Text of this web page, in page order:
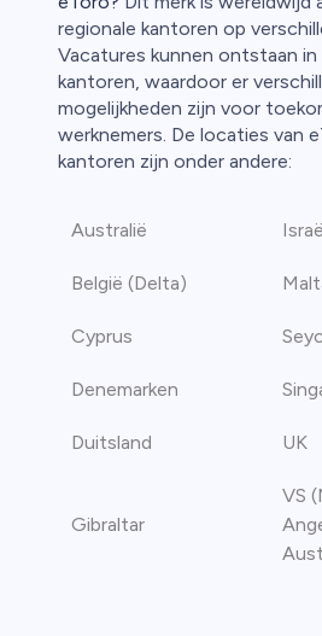
regionale kantoren op
Vacatures kunnen ontstaan in
kantoren, waardoor er
mogelijkheden zijn voor
werknemers. De locaties van
kantoren zijn onder andere:
Australië
België (Delta)
Cyprus
Denemarken
Duitsland UK
Gibraltar
VS